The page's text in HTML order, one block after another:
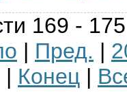
169 -
| Пред. |
| Конец |